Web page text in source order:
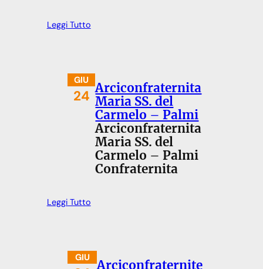
Leggi Tutto
GIU
24 Arciconfraternita
Maria SS. del
Carmelo – Palmi
Arciconfraternita
Maria SS. del
Carmelo – Palmi
Confraternita
Leggi Tutto
GIU
Arciconfraternite